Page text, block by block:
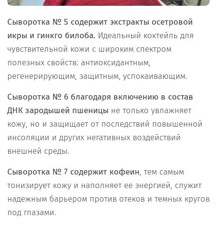
Сыворотка № 5 содержит экстракты осетровой
икры и гинкго билоба. Идеальный коктейль для
чувствительной кожи с широким спектром
полезных свойств: антиоксидантным,
регенерирующим, защитным, успокаивающим.
Сыворотка № 6 благодаря включению в состав
ДНК зародышей пшеницы не только увлажняет
кожу, но и защищает от последствий повышенной
инсоляции и других негативных воздействий
внешней среды.
Сыворотка № 7 содержит кофеин, тем самым
тонизирует кожу и наполняет ее энергией, служит
надежным барьером против отеков и темных кругов
под глазами.